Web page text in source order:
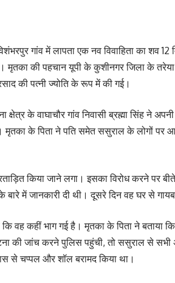
गांव में लापता एक नव विवाहिता का शव
की पहचान यूपी के कुशीनगर जिला के तरेया
की पत्नी ज्योति के रूप में की गई।
के वाघाचौर गांव निवासी ब्रह्मा सिंह ने
के पिता ने पति समेत ससुराल के लोगों पर
किया जाने लगा। इसका विरोध करने पर
में जानकारी दी थी। दूसरे दिन वह घर से
वह कहीं भाग गई है। मृतका के पिता ने बताया
की जांच करने पुलिस पहुंची, तो ससुराल से
से चप्पल और शॉल बरामद किया था।